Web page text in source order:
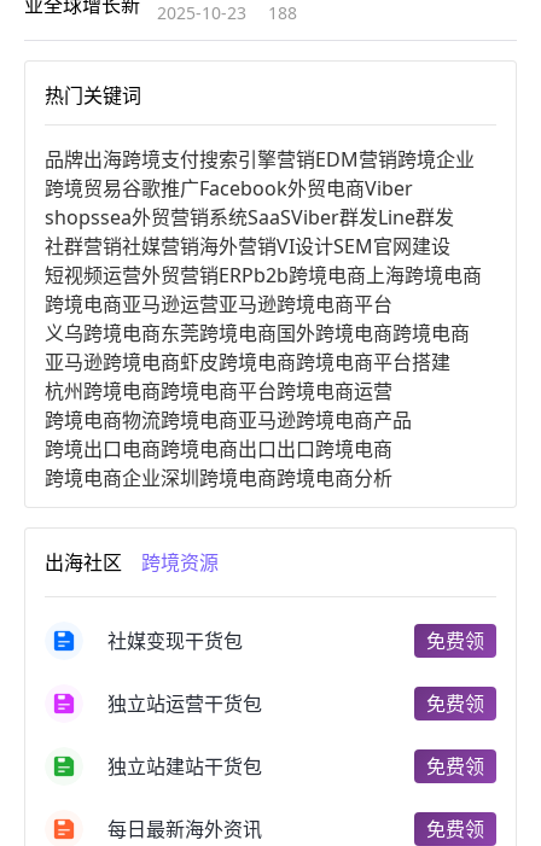
2025-10-23 188
热门关键词
品牌出海跨境支付搜索引擎营销EDM营销跨境企业
跨境贸易谷歌推广Facebook外贸电商Viber
shopssea外贸营销系统SaaSViber群发Line群发
社群营销社媒营销海外营销VI设计SEM官网建设
短视频运营外贸营销ERPb2b跨境电商上海跨境电商
跨境电商亚马逊运营亚马逊跨境电商平台
义乌跨境电商东莞跨境电商国外跨境电商跨境电商
亚马逊跨境电商虾皮跨境电商跨境电商平台搭建
杭州跨境电商跨境电商平台跨境电商运营
跨境电商物流跨境电商亚马逊跨境电商产品
跨境出口电商跨境电商出口出口跨境电商
跨境电商企业深圳跨境电商跨境电商分析
进口跨境电商跨境电商服务广州跨境电商
跨境电商市场跨境电商创业跨境电商注册
跨境电商开店跨境电商营销
跨境电商商品个人跨境电商跨境电商案例
郑州跨境电商跨境电商趋势
跨境电商费用美国跨境电商
天津跨境电商东南亚跨境电商
跨境电商b2b阿里巴巴跨境电商
出海社区 跨境资源
社媒变现干货包 免费领
独立站运营干货包 免费领
独立站建站干货包 免费领
每日最新海外资讯 免费领